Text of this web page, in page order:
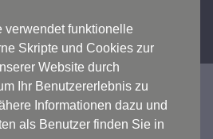
verwendet funktionelle
Skripte und Cookies zur
Website durch
Ihr Benutzererlebnis zu
Informationen dazu und
als Benutzer finden Sie in